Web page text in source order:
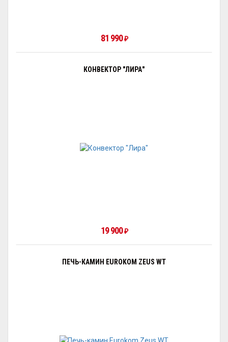
81 990₽
КОНВЕКТОР "ЛИРА"
19 900₽
ПЕЧЬ-КАМИН EUROKOM ZEUS WT